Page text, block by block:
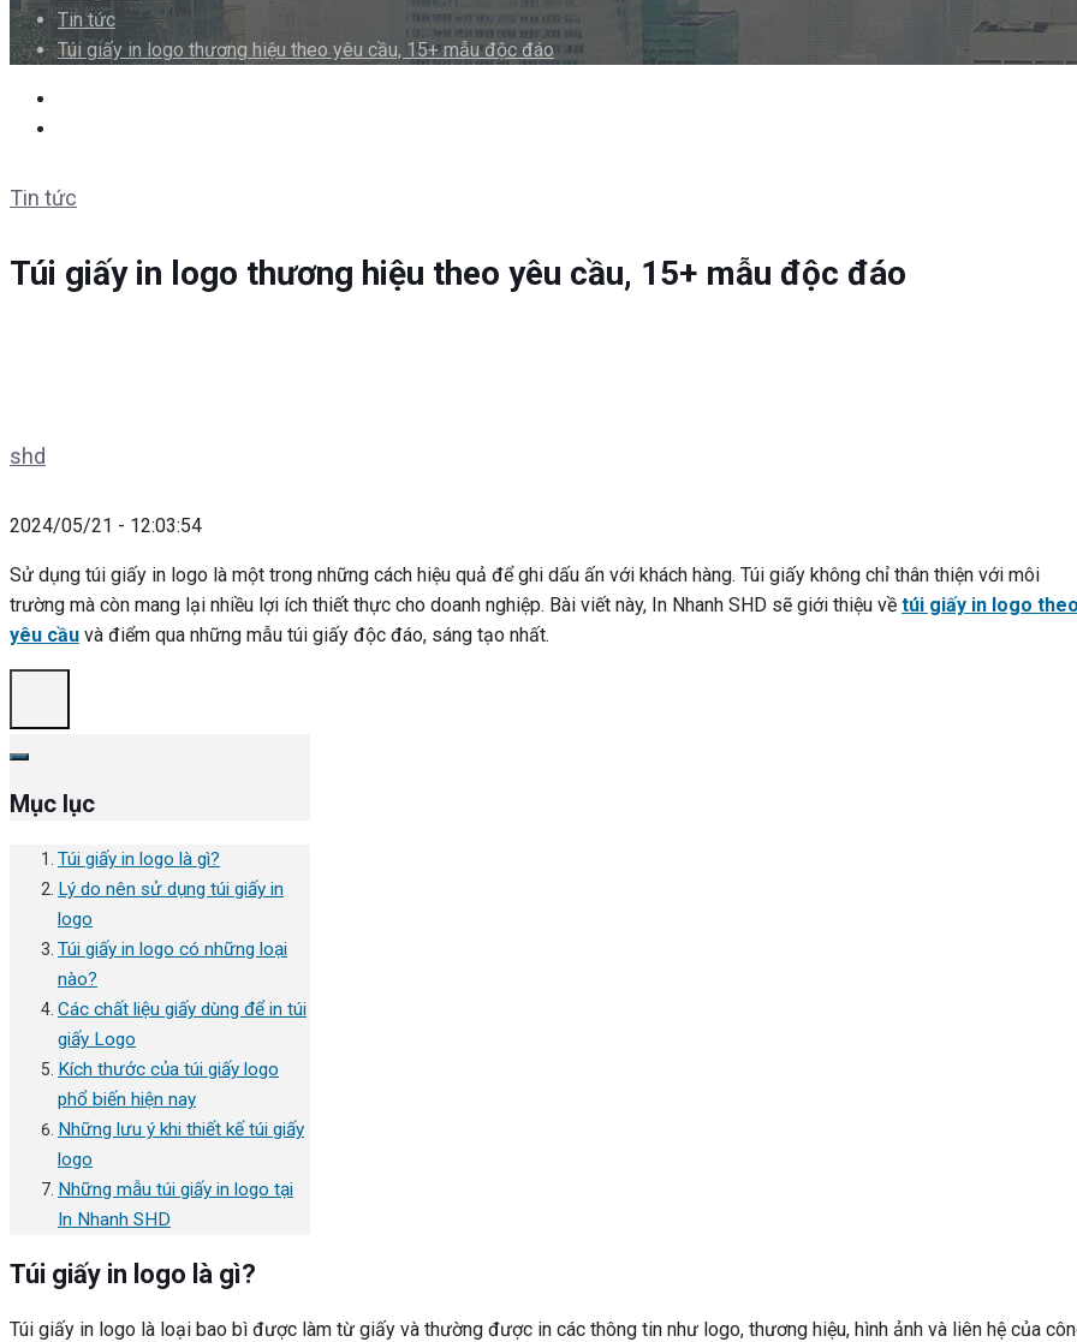
Tin tức
Túi giấy in logo thương hiệu theo yêu cầu, 15+ mẫu độc đáo
Tin tức
Túi giấy in logo thương hiệu theo yêu cầu, 15+ mẫu độc đáo
shd
2024/05/21 - 12:03:54
Sử dụng túi giấy in logo là một trong những cách hiệu quả để ghi dấu ấn với khách hàng. Túi giấy không chỉ thân thiện với môi
trường mà còn mang lại nhiều lợi ích thiết thực cho doanh nghiệp. Bài viết này, In Nhanh SHD sẽ giới thiệu về túi giấy in logo
yêu cầu và điểm qua những mẫu túi giấy độc đáo, sáng tạo nhất.
Mục lục
Túi giấy in logo là gì?
Lý do nên sử dụng túi giấy in
logo
Túi giấy in logo có những loại
nào?
Các chất liệu giấy dùng để in túi
giấy Logo
Kích thước của túi giấy logo
phổ biến hiện nay
Những lưu ý khi thiết kế túi giấy
logo
Những mẫu túi giấy in logo tại
In Nhanh SHD
Túi giấy in logo là gì?
Túi giấy in logo là loại bao bì được làm từ giấy và thường được in các thông tin như logo, thương hiệu, hình ảnh và liên hệ của